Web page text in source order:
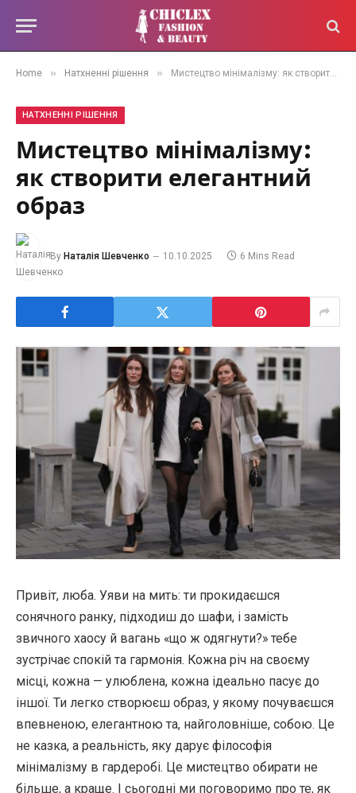
Home » Натхненні рішення » Мистецтво мінімалізму: як створити елегантний образ
НАТХНЕННІ РІШЕННЯ
Мистецтво мінімалізму:
як створити елегантний
образ
By Наталія Шевченко 10.10.2025 6 Mins Read
Привіт, люба. Уяви на мить: ти прокидаєшся
сонячного ранку, підходиш до шафи, і замість
звичного хаосу й вагань «що ж одягнути?» тебе
зустрічає спокій та гармонія. Кожна річ на своєму
місці, кожна — улюблена, кожна ідеально пасує до
іншої. Ти легко створюєш образ, у якому почуваєшся
впевненою, елегантною та, найголовніше, собою. Це
не казка, а реальність, яку дарує філософія
мінімалізму в гардеробі. Це мистецтво обирати не
більше, а краще. І сьогодні ми поговоримо про те, як